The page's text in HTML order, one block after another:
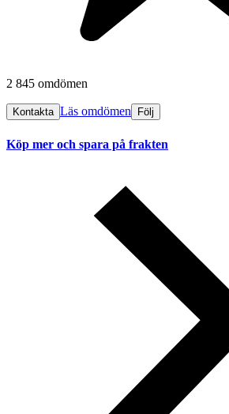
2 845 omdömen
Kontakta Läs omdömen Följ
Köp mer och spara på frakten